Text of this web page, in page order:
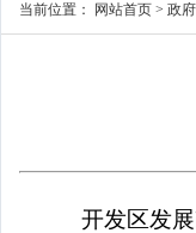
当前位置： 网站首页 > 政
开发区发